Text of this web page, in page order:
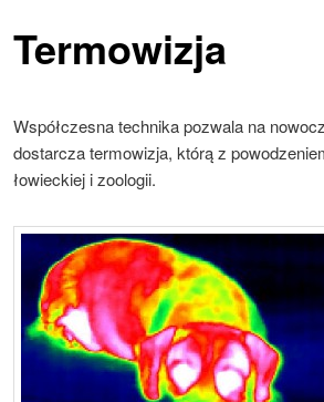
Termowizja
Współczesna technika pozwala na
dostarcza termowizja, którą z
łowieckiej i zoologii.